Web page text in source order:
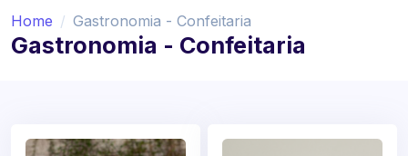
Home Gastronomia - Confeitaria
Gastronomia - Confeitaria